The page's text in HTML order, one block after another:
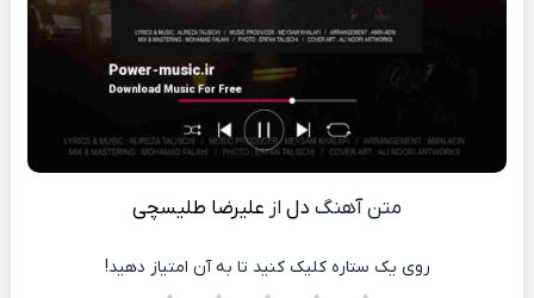
متن آهنگ دل از علیرضا طلیسچی
روی یک ستاره کلیک کنید تا به آن امتیاز دهید!